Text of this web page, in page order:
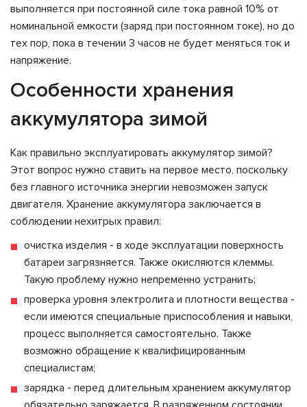
выполняется при постоянной силе тока равной 10% от
номинальной емкости (заряд при постоянном токе), но до
тех пор, пока в течении 3 часов не будет меняться ток и
напряжение.
Особенности хранения
аккумулятора зимой
Как правильно эксплуатировать аккумулятор зимой?
Этот вопрос нужно ставить на первое место, поскольку
без главного источника энергии невозможен запуск
двигателя. Хранение аккумулятора заключается в
соблюдении нехитрых правил:
очистка изделия - в ходе эксплуатации поверхность
батареи загрязняется. Также окисляются клеммы.
Такую проблему нужно непременно устранить;
проверка уровня электролита и плотности вещества -
если имеются специальные приспособления и навыки,
процесс выполняется самостоятельно. Также
возможно обращение к квалифицированным
специалистам;
зарядка - перед длительным хранением аккумулятор